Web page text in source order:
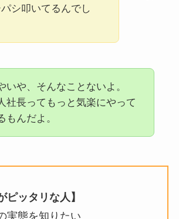
シ叩いてるんでし
いや、そんなことないよ。
社長ってもっと気楽にやって
もんだよ。
ピッタリな人】
実態を知りたい